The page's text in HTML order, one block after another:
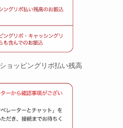
ョッピングリボ払い残高